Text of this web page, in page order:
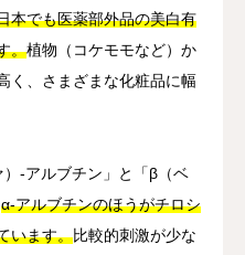
本でも医薬部外品の美白有
。植物（コケモモなど）か
く、さまざまな化粧品に幅
-アルブチン」と「β（ベ
α-アルブチンのほうがチロシ
います。比較的刺激が少な